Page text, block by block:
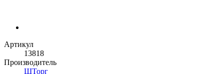
Артикул
13818
Производитель
ШТорг